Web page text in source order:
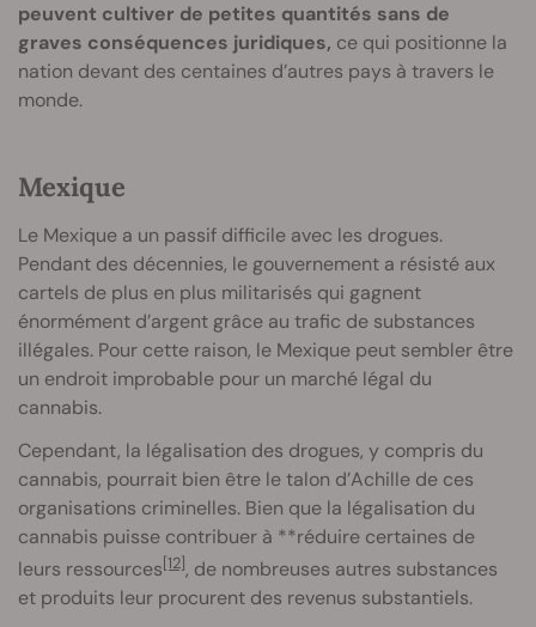
peuvent cultiver de petites quantités sans de
graves conséquences juridiques, ce qui positionne la
nation devant des centaines d’autres pays à travers le
monde.
Mexique
Le Mexique a un passif difficile avec les drogues.
Pendant des décennies, le gouvernement a résisté aux
cartels de plus en plus militarisés qui gagnent
énormément d’argent grâce au trafic de substances
illégales. Pour cette raison, le Mexique peut sembler être
un endroit improbable pour un marché légal du
cannabis.
Cependant, la légalisation des drogues, y compris du
cannabis, pourrait bien être le talon d’Achille de ces
organisations criminelles. Bien que la légalisation du
cannabis puisse contribuer à **réduire certaines de
leurs ressources[12], de nombreuses autres substances
et produits leur procurent des revenus substantiels.